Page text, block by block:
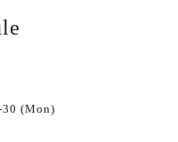
30 (Mon)